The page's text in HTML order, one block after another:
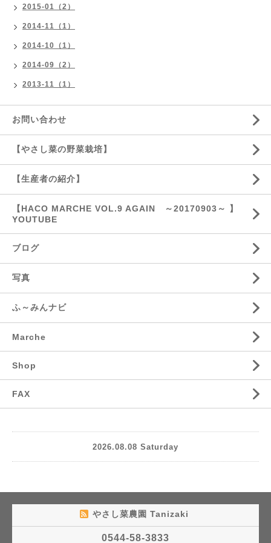
2015-01（2）
2014-11（1）
2014-10（1）
2014-09（2）
2013-11（1）
お問い合わせ
【やさし菜の野菜栽培】
【生産者の紹介】
【HACO MARCHE VOL.9 AGAIN ～20170903～ 】
YOUTUBE
ブログ
写真
ふ～みんナビ
Marche
Shop
FAX
2026.08.08 Saturday
やさし菜農園 Tanizaki
0544-58-3833